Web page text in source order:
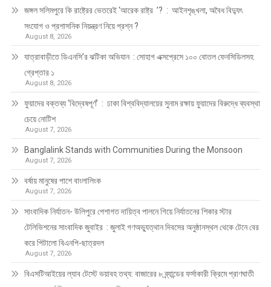
জঙ্গল সলিমপুরে কি রাষ্ট্রের ভেতরেই ‘আরেক রাষ্ট্র ’? : আইনশৃঙ্খলা, অবৈধ বিদ্যুৎ
সংযোগ ও প্রশাসনিক নিয়ন্ত্রণ নিয়ে প্রশ্ন ?
August 8, 2026
যাত্রাবাড়ীতে ডিএনসি’র ঝটিকা অভিযান : সোহাগ এক্সপ্রেসে ১০০ বোতল ফেনসিডিলসহ
গ্রেপ্তার ১
August 8, 2026
ফুয়াদের বক্তব্য ‘বিদ্বেষপূর্ণ’ : ঢাকা বিশ্ববিদ্যালয়ের সুনাম রক্ষায় ফুয়াদের বিরুদ্ধে ব্যবস্থা
চেয়ে নোটিশ
August 7, 2026
Banglalink Stands with Communities During the Monsoon
August 7, 2026
বর্ষায় মানুষের পাশে বাংলালিংক
August 7, 2026
সাংবাদিক নির্যাতন- উলিপুরে পেশাগত দায়িত্ব পালনে গিয়ে নির্যাতনের শিকার স্টার
টেলিভিশনের সাংবাদিক জুবাইর : জুলাই গণঅভ্যুত্থান দিবসের অনুষ্ঠানস্থল থেকে টেনে বের
করে পিটালো বিএনপি-ছাত্রদল
August 7, 2026
বিএসটিআইয়ের ল্যাব টেস্টে ভয়াবহ তথ্য: বাজারের ৮ ব্র্যান্ডের ফর্সাকারী ক্রিমে প্রাণঘাতী